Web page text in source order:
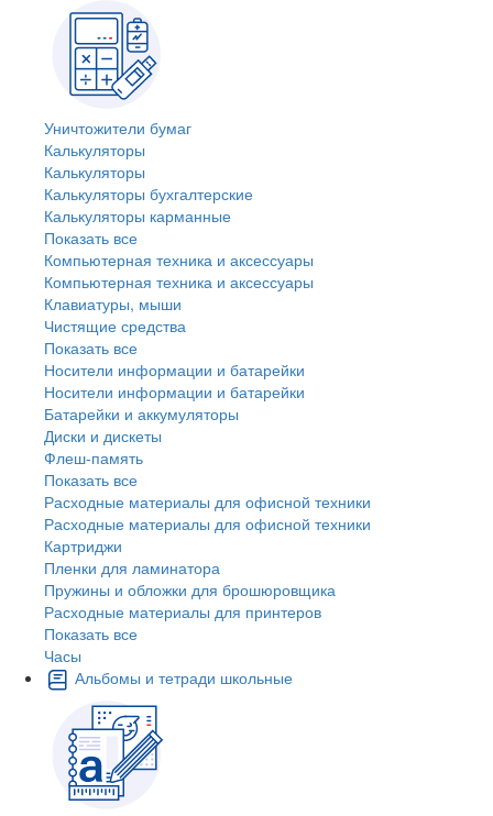
Уничтожители бумаг
Калькуляторы
Калькуляторы
Калькуляторы бухгалтерские
Калькуляторы карманные
Показать все
Компьютерная техника и аксессуары
Компьютерная техника и аксессуары
Клавиатуры, мыши
Чистящие средства
Показать все
Носители информации и батарейки
Носители информации и батарейки
Батарейки и аккумуляторы
Диски и дискеты
Флеш-память
Показать все
Расходные материалы для офисной техники
Расходные материалы для офисной техники
Картриджи
Пленки для ламинатора
Пружины и обложки для брошюровщика
Расходные материалы для принтеров
Показать все
Часы
Альбомы и тетради школьные